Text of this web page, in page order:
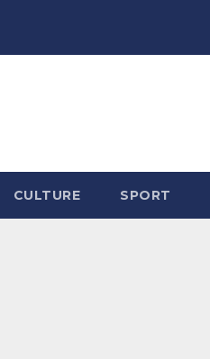
CULTURE SPORT